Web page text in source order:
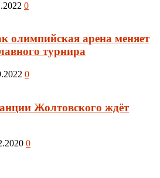
0
олимпийская арена меняет
турнира
0
Жолтовского ждёт
0